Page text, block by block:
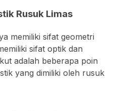
Rusuk Limas
memiliki sifat geometri
sifat optik dan
adalah beberapa poin
yang dimiliki oleh rusuk